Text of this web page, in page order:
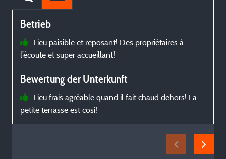
Betrieb
Lieu paisible et reposant! Des propriétaires à
l’écoute et super accueillant!
Bewertung der Unterkunft
Lieu frais agréable quand il fait chaud dehors! La
petite terrasse est cosi!